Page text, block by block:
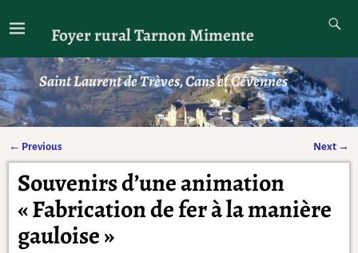
Foyer rural Tarnon Mimente
Saint Laurent de Trèves, Cans et Cévennes
Navigation des articles
← Previous Next →
Souvenirs d’une animation
« Fabrication de fer à la manière
gauloise »